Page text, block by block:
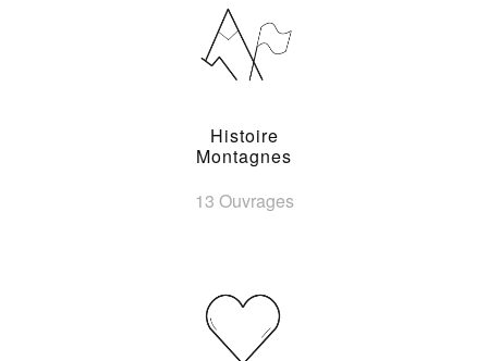
Histoire
Montagnes
13 Ouvrages